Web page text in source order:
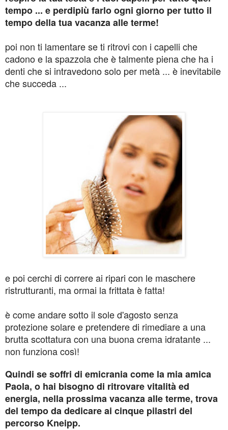
tempo ... e perdipiù farlo ogni giorno per tutto il
tempo della tua vacanza alle terme!
poi non ti lamentare se ti ritrovi con i capelli che
cadono e la spazzola che è talmente piena che ha i
denti che si intravedono solo per metà ... è inevitabile
che succeda ...
e poi cerchi di correre ai ripari con le maschere
ristrutturanti, ma ormai la frittata è fatta!
è come andare sotto il sole d'agosto senza
protezione solare e pretendere di rimediare a una
brutta scottatura con una buona crema idratante ...
non funziona così!
Quindi se soffri di emicrania come la mia amica
Paola, o hai bisogno di ritrovare vitalità ed
energia, nella prossima vacanza alle terme, trova
del tempo da dedicare ai cinque pilastri del
percorso Kneipp.